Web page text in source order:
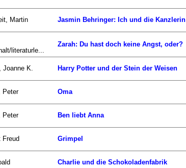
Martin Jasmin Behringer: Ich und die Kanzlerin
literaturle...
Zarah: Du hast doch keine Angst, oder?
Joanne K. Harry Potter und der Stein der Weisen
Peter Oma
Peter Ben liebt Anna
Freud Grimpel
Charlie und die Schokoladenfabrik